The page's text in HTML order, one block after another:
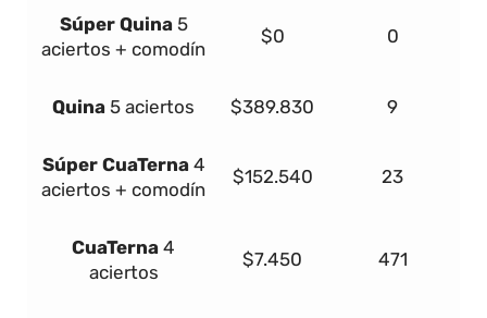
Súper Quina 5
aciertos + comodín
$0 0
Quina 5 aciertos $389.830 9
Súper CuaTerna 4
aciertos + comodín
$152.540 23
CuaTerna 4
aciertos
$7.450 471